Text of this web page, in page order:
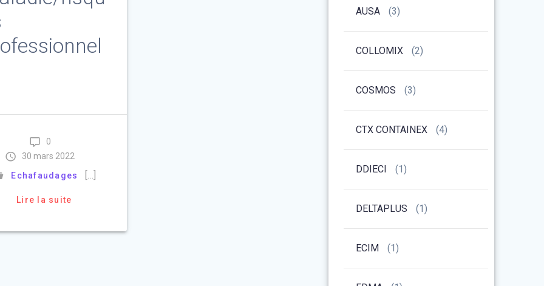
0
30 mars 2022
Echafaudages
Lire la suite
AUSA (3)
COLLOMIX (2)
COSMOS (3)
CTX CONTAINEX (4)
DDIECI (1)
DELTAPLUS (1)
ECIM (1)